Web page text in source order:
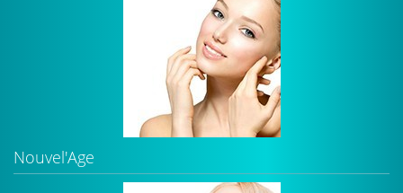
Nouvel'Age